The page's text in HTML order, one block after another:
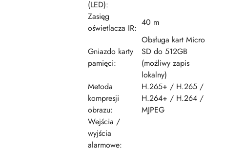
(LED):
Zasięg
oświetlacza IR:
40 m
Gniazdo karty
pamięci:
Obsługa kart Micro
SD do 512GB
(możliwy zapis
lokalny)
Metoda
kompresji
obrazu:
H.265+ / H.265 /
H.264+ / H.264 /
MJPEG
Wejścia /
wyjścia
alarmowe: